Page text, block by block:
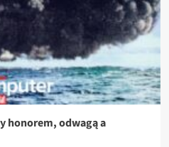
honorem, odwagą a